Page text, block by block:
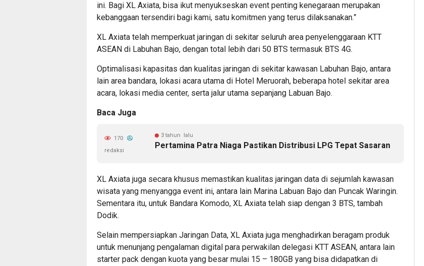
ini. Bagi XL Axiata, bisa ikut menyukseskan event penting kenegaraan merupakan
kebanggaan tersendiri bagi kami, satu komitmen yang terus dilaksanakan.”
XL Axiata telah memperkuat jaringan di sekitar seluruh area penyelenggaraan KTT
ASEAN di Labuhan Bajo, dengan total lebih dari 50 BTS termasuk BTS 4G.
Optimalisasi kapasitas dan kualitas jaringan di sekitar kawasan Labuhan Bajo, antara
lain area bandara, lokasi acara utama di Hotel Meruorah, beberapa hotel sekitar area
acara, lokasi media center, serta jalur utama sepanjang Labuan Bajo.
Baca Juga
3 tahun lalu
Pertamina Patra Niaga Pastikan Distribusi LPG Tepat Sasaran
170
redaksi
XL Axiata juga secara khusus memastikan kualitas jaringan data di sejumlah kawasan
wisata yang menyangga event ini, antara lain Marina Labuan Bajo dan Puncak Waringin.
Sementara itu, untuk Bandara Komodo, XL Axiata telah siap dengan 3 BTS, tambah
Dodik.
Selain mempersiapkan Jaringan Data, XL Axiata juga menghadirkan beragam produk
untuk menunjang pengalaman digital para perwakilan delegasi KTT ASEAN, antara lain
starter pack dengan kuota yang besar mulai 15 – 180GB yang bisa didapatkan di